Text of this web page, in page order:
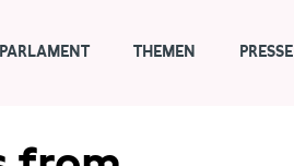
THEMEN PRESSE